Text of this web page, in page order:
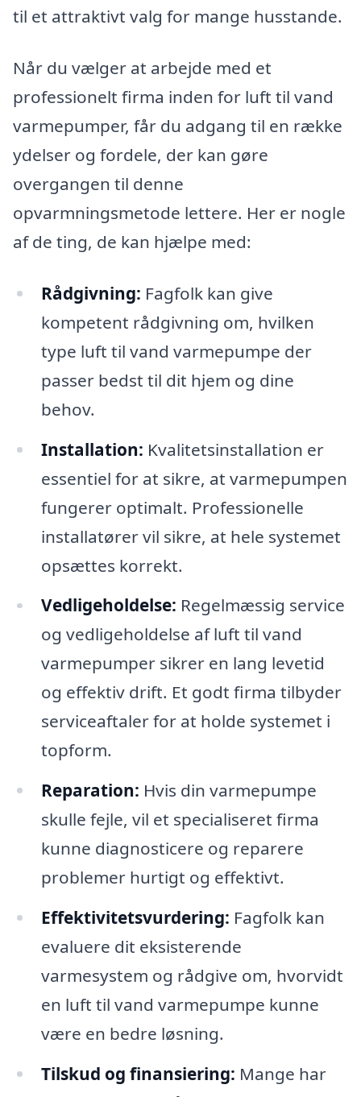
til et attraktivt valg for mange husstande.
Når du vælger at arbejde med et
professionelt firma inden for luft til vand
varmepumper, får du adgang til en række
ydelser og fordele, der kan gøre
overgangen til denne
opvarmningsmetode lettere. Her er nogle
af de ting, de kan hjælpe med:
Rådgivning: Fagfolk kan give
kompetent rådgivning om, hvilken
type luft til vand varmepumpe der
passer bedst til dit hjem og dine
behov.
Installation: Kvalitetsinstallation er
essentiel for at sikre, at varmepumpen
fungerer optimalt. Professionelle
installatører vil sikre, at hele systemet
opsættes korrekt.
Vedligeholdelse: Regelmæssig service
og vedligeholdelse af luft til vand
varmepumper sikrer en lang levetid
og effektiv drift. Et godt firma tilbyder
serviceaftaler for at holde systemet i
topform.
Reparation: Hvis din varmepumpe
skulle fejle, vil et specialiseret firma
kunne diagnosticere og reparere
problemer hurtigt og effektivt.
Effektivitetsvurdering: Fagfolk kan
evaluere dit eksisterende
varmesystem og rådgive om, hvorvidt
en luft til vand varmepumpe kunne
være en bedre løsning.
Tilskud og finansiering: Mange har